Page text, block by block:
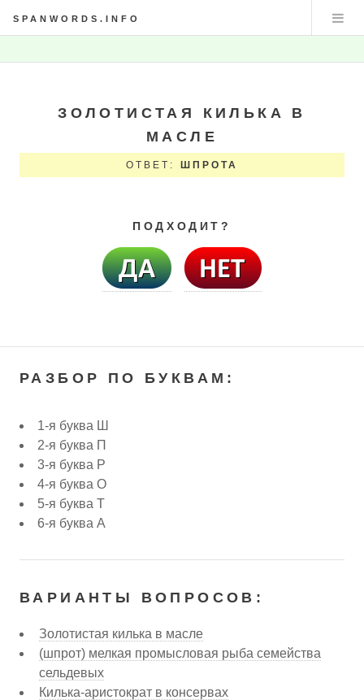
SPANWORDS.INFO
ЗОЛОТИСТАЯ КИЛЬКА В
МАСЛЕ
ОТВЕТ: ШПРОТА
ПОДХОДИТ?
РАЗБОР ПО БУКВАМ:
1-я буква Ш
2-я буква П
3-я буква Р
4-я буква О
5-я буква Т
6-я буква А
ВАРИАНТЫ ВОПРОСОВ:
Золотистая килька в масле
(шпрот) мелкая промысловая рыба семейства
сельдевых
Килька-аристократ в консервах